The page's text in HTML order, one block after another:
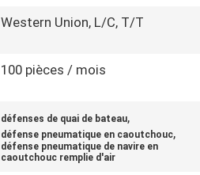
Western Union, L/C, T/T
100 pièces / mois
défenses de quai de bateau,
défense pneumatique en caoutchouc,
défense pneumatique de navire en
caoutchouc remplie d'air